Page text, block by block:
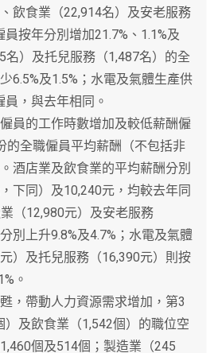
飲食業（22,914名）及安老服務
員按年分別增加21.7%、1.1%及
名）及托兒服務（1,487名）的全
6.5%及1.5%；水電及氣體生產供
，與去年相同。
的工作時數增加及較低薪酬僱
的全職僱員平均薪酬（不包括非
酒店業及飲食業的平均薪酬分別
下同）及10,240元，均較去年同
（12,980元）及安老服務
別上升9.8%及4.7%；水電及氣體
）及托兒服務（16,390元）則按
。
帶動人力資源需求增加，第3
）及飲食業（1,542個）的職位空
個及514個；製造業（245